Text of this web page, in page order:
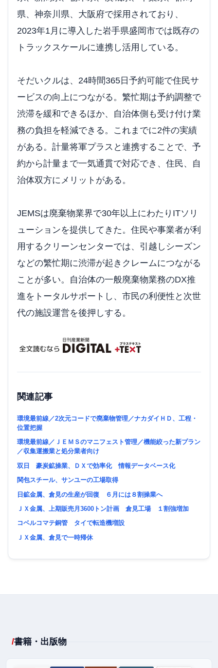
県、神奈川県、大阪府で採用されており、
2023年1月に導入した岩手県盛岡市では既存の
トラックスケールに連携し活用している。
そだいクルは、24時間365日予約可能で住民サ
ービスの向上につながる。繁忙期は予約調整で
渋滞を緩和できるほか、自治体側も受け付け業
務の負担を軽減できる。これまでに2件の実績
がある。計量将軍プラスと連携することで、予
約から計量まで一気通貫で対応でき、住民、自
治体双方にメリットがある。
JEMSは廃棄物業界で30年以上にわたりITソリ
ューションを提供してきた。住民や事業者が利
用するクリーンセンターでは、引越しシーズン
などの繁忙期に渋滞が起きクレームにつながる
ことが多い。自治体の一般廃棄物業務のDX推
進をトータルサポートし、市民の利便性と次世
代の施設運営を後押しする。
関連記事
環境最前線／2次元コードで廃棄物管理／ナカダイＨＤ、工程・
位置把握
環境最前線／ＪＥＭＳのマニフェスト管理／機能絞った新プラン
／収集運搬業と処分業者向け
双日 豪炭鉱操業、ＤＸで効率化 情報データベース化
関包スチール、サンユーの工場取得
日鉱金属、倉見の生産が回復 ６月には８割操業へ
ＪＸ金属、上期販売月3600トン計画 倉見工場 １割強増加
コベルコマテ銅管 タイで転造機増設
ＪＸ金属、倉見で一時帰休
書籍・出版物